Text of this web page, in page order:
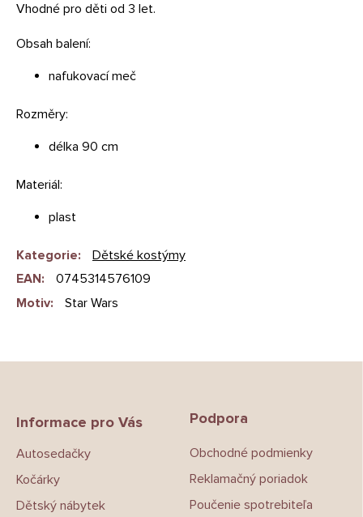
Vhodné pro děti od 3 let.
Obsah balení:
nafukovací meč
Rozměry:
délka 90 cm
Materiál:
plast
Kategorie:
Dětské kostýmy
EAN:
0745314576109
Motiv: Star Wars
Informace pro Vás
Autosedačky
Kočárky
Dětský nábytek
Podpora
Obchodné podmienky
Reklamačný poriadok
Poučenie spotrebiteľa